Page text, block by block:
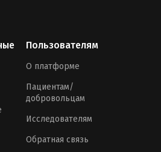
Пользователям
О платформе
Пациентам/
добровольцам
Исследователям
Обратная связь